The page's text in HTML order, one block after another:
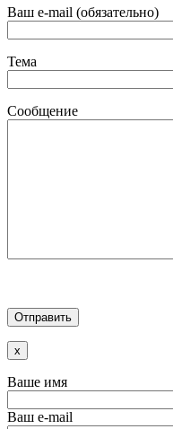
Ваш e-mail (обязательно)
Тема
Сообщение
x
Ваше имя
Ваш e-mail